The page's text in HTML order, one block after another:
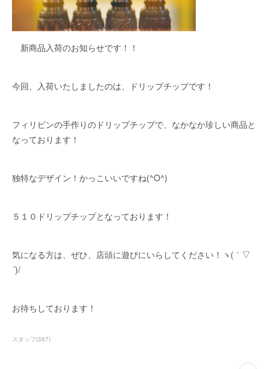
新商品入荷のお知らせです！！
今回、入荷いたしましたのは、ドリップチップです！
フィリピンの手作りのドリップチップで、なかなか珍しい商品と
なっております！
独特なデザイン！かっこいいですね(^O^)
５１０ドリップチップとなっております！
気になる方は、ぜひ、店頭に遊びにいらしてください！ヽ(｀▽
´)/
お待ちしております！
スタッフ(387)